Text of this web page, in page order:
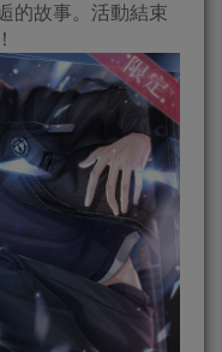
的故事。活動結束